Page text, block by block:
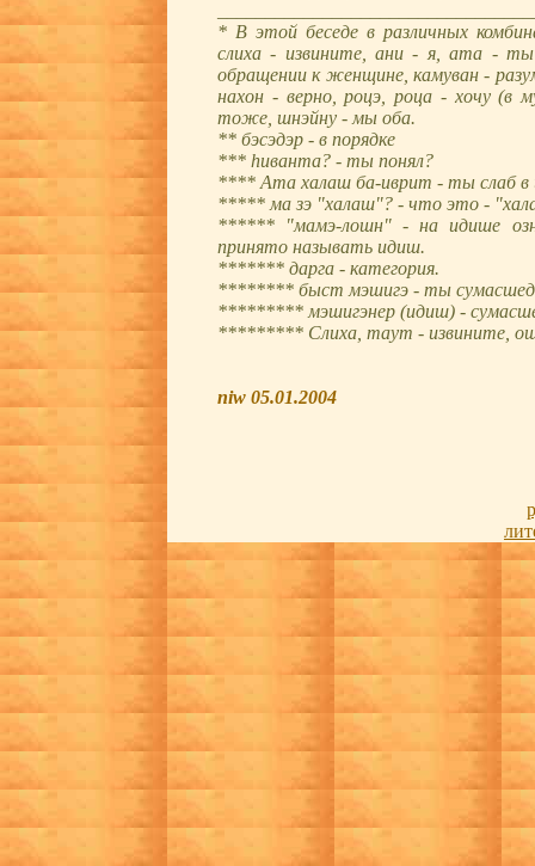
* В этой беседе в различных
слиха - извините, ани - я, ата -
обращении к женщине, камуван -
нахон - верно, роцэ, роца - хочу
тоже, шнэйну - мы оба.
** бэсэдэр - в порядке
*** hиванта? - ты понял?
**** Ата халаш ба-иврит - ты слаб в
***** ма зэ "халаш"? - что это -
****** "мамэ-лошн" - на идише
принято называть идиш.
******* дарга - категория.
******** быст мэшигэ - ты
********* мэшигэнер (идиш) -
********* Слиха, таут - извините,
niw 05.01.2004